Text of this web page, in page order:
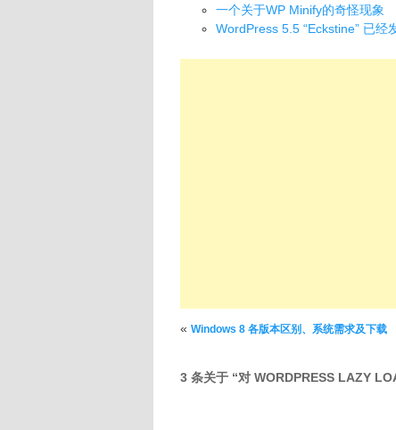
一个关于WP Minify的奇怪现象
WordPress 5.5 “Eckstine” 已经
文章导航
« Windows 8 各版本区别、系统需求及下载
3 条关于 “对 WORDPRESS LAZY